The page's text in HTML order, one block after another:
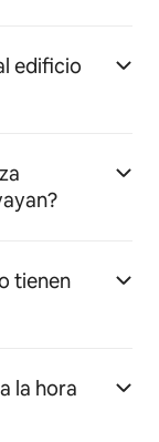
edificio
tienen
la hora